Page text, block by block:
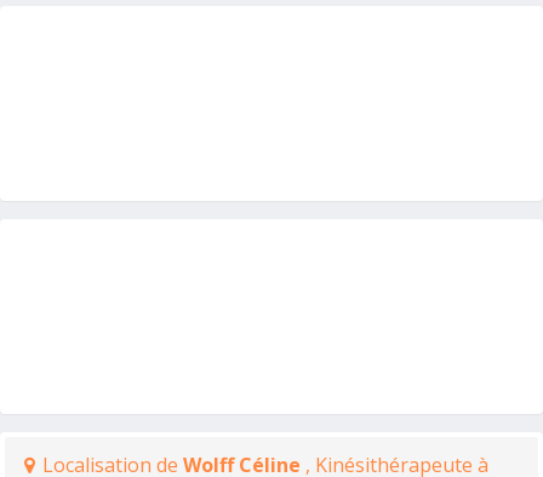
Localisation de Wolff Céline , Kinésithérapeute à